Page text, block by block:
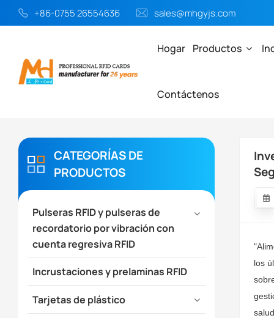
+86-0755 26554636 sales@mhgyjs.com
Hogar Productos
Contáctenos
Investigación Sobre La Aplicación De La
CATEGORÍAS DE
PRODUCTOS
Pulseras RFID y pulseras de
recordatorio por vibración con
cuenta regresiva RFID
Incrustaciones y prelaminas RFID
Tarjetas de plástico
los